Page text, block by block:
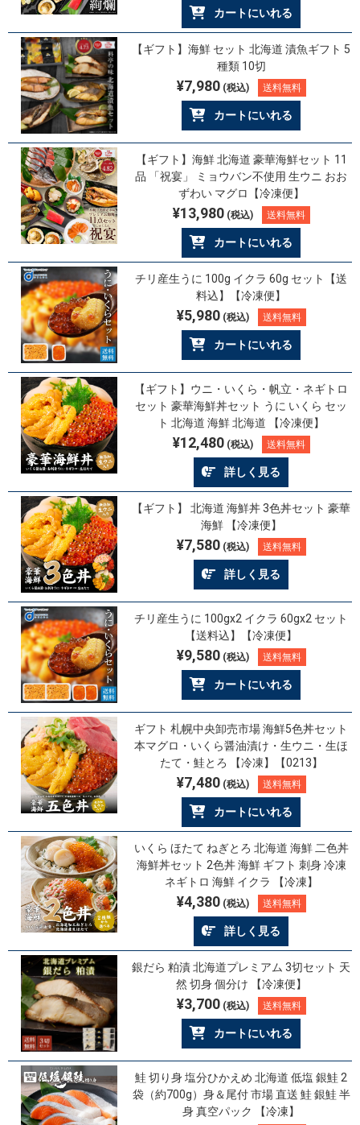
カートにいれる
【ギフト】海鮮 セット 北海道 漬魚ギフト 5
種類 10切
¥7,980(税込) 送料無料
カートにいれる
【ギフト】海鮮 北海道 豪華海鮮セット 11
品 「祝宴」 ミョウバン不使用 生ウニ おお
ずわい マグロ【冷凍便】
¥13,980(税込) 送料無料
カートにいれる
チリ産生うに 100g イクラ 60g セット【送
料込】【冷凍便】
¥5,980(税込) 送料無料
カートにいれる
【ギフト】ウニ・いくら・帆立・ネギトロ
セット 豪華海鮮丼セット うに いくら セッ
ト 北海道 海鮮 北海道 【冷凍便】
¥12,480(税込) 送料無料
詳しく見る
【ギフト】 北海道 海鮮丼 3色丼セット 豪華
海鮮 【冷凍便】
¥7,580(税込) 送料無料
詳しく見る
チリ産生うに 100gx2 イクラ 60gx2 セット
【送料込】【冷凍便】
¥9,580(税込) 送料無料
カートにいれる
ギフト 札幌中央卸売市場 海鮮5色丼セット
本マグロ・いくら醤油漬け・生ウニ・生ほ
たて・鮭とろ 【冷凍】【0213】
¥7,480(税込) 送料無料
カートにいれる
いくら ほたて ねぎとろ 北海道 海鮮 二色丼
海鮮丼セット 2色丼 海鮮 ギフト 刺身 冷凍
ネギトロ 海鮮 イクラ 【冷凍】
¥4,380(税込) 送料無料
詳しく見る
銀だら 粕漬 北海道プレミアム 3切セット 天
然 切身 個分け 【冷凍便】
¥3,700(税込) 送料無料
カートにいれる
鮭 切り身 塩分ひかえめ 北海道 低塩 銀鮭 2
袋（約700g）身＆尾付 市場 直送 鮭 銀鮭 半
身 真空パック 【冷凍】